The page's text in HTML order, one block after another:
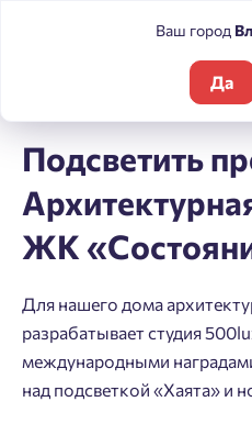
Подсветить
ЖК
Для нашего дома
разрабатывает студия
международными
над подсветкой «Хаята» и
Ваш город
Да